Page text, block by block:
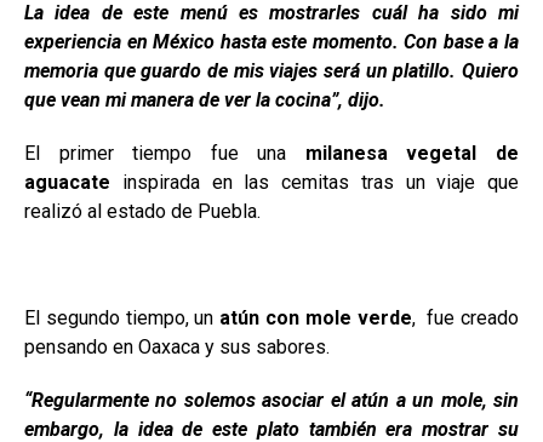
La idea de este menú es mostrarles cuál ha sido mi
experiencia en México hasta este momento. Con base a la
memoria que guardo de mis viajes será un platillo. Quiero
que vean mi manera de ver la cocina”, dijo.
El primer tiempo fue una milanesa vegetal de
aguacate inspirada en las cemitas tras un viaje que
realizó al estado de Puebla.
El segundo tiempo, un atún con mole verde, fue creado
pensando en Oaxaca y sus sabores.
“Regularmente no solemos asociar el atún a un mole, sin
embargo, la idea de este plato también era mostrar su